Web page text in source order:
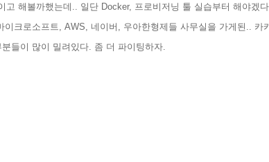
고 해볼까했는데.. 일단 Docker, 프로비저닝 툴 실습부터 해야겠
이크로소프트, AWS, 네이버, 우아한형제들 사무실을 가게된..
들이 많이 밀려있다. 좀 더 파이팅하자.